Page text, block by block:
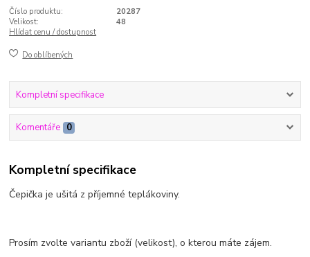
Číslo produktu:
20287
Velikost:
48
Hlídat cenu / dostupnost
Do oblíbených
Kompletní specifikace
Komentáře 0
Kompletní specifikace
Čepička je ušitá z příjemné teplákoviny.
Prosím zvolte variantu zboží (velikost), o kterou máte zájem.